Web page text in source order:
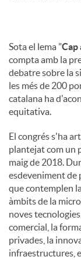
Sota el lema "Cap
compta amb la
debatre sobre la
les més de 200
catalana ha
equitativa.
El congrés s'ha
plantejat com un
maig de 2018.
esdeveniment de
que contemplen
àmbits de la
noves
comercial, la
privades, la
infraestructures,